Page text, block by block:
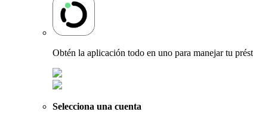
Obtén la aplicación todo en uno para manejar tu
Selecciona una cuenta